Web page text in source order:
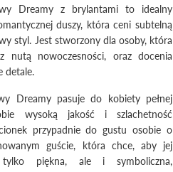
Dreamy z brylantami to idealny
duszy, która ceni subtelną
styl. Jest stworzony dla osoby, która
nutą nowoczesności, oraz docenia
detale.
Dreamy pasuje do kobiety pełnej
wysoką jakość i szlachetność
przypadnie do gustu osobie o
guście, która chce, aby jej
piękna, ale i symboliczna,